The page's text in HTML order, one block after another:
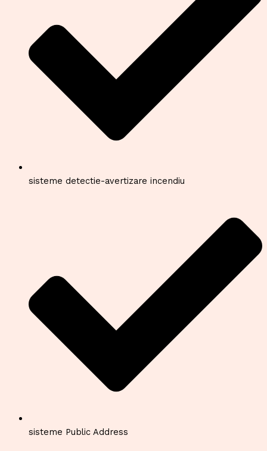
sisteme detectie-avertizare incendiu
sisteme Public Address